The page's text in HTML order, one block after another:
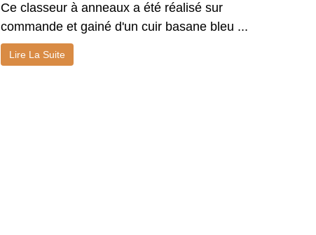
Ce classeur à anneaux a été réalisé sur
commande et gainé d'un cuir basane bleu ...
Lire La Suite